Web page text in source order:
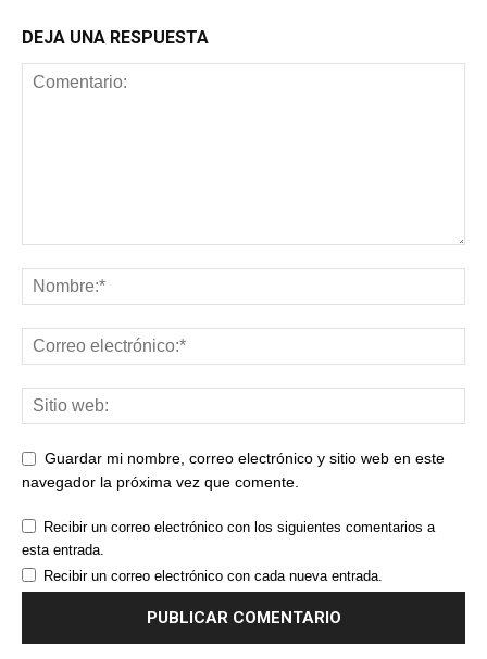
DEJA UNA RESPUESTA
Guardar mi nombre, correo electrónico y sitio web en este
navegador la próxima vez que comente.
Recibir un correo electrónico con los siguientes comentarios a
esta entrada.
Recibir un correo electrónico con cada nueva entrada.